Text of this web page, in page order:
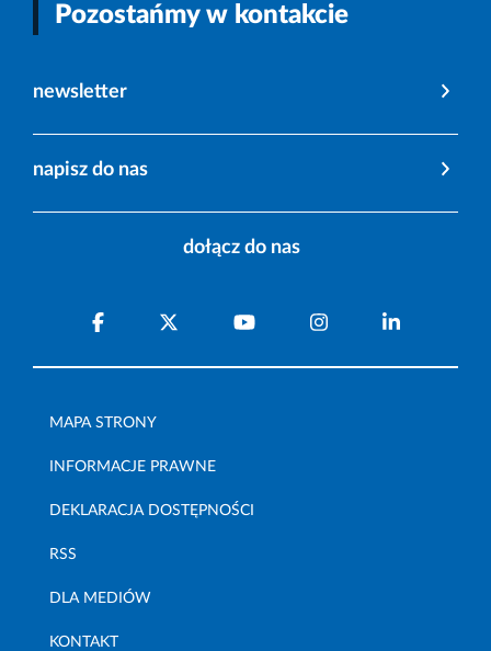
Pozostańmy w kontakcie
newsletter
napisz do nas
dołącz do nas
MAPA STRONY
INFORMACJE PRAWNE
DEKLARACJA DOSTĘPNOŚCI
RSS
DLA MEDIÓW
KONTAKT